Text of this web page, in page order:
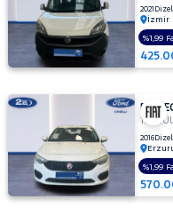
2021 Dizel
İzmir
%1,99
FIAT
1.3
2016Dizel
%1,99